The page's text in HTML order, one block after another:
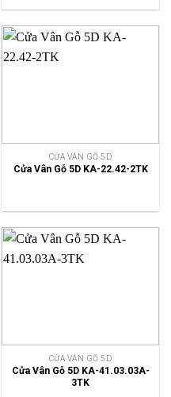
CỬA VÂN GỖ 5D
Cửa Vân Gỗ 5D KA-22.42-2TK
CỬA VÂN GỖ 5D
Cửa Vân Gỗ 5D KA-41.03.03A-
3TK